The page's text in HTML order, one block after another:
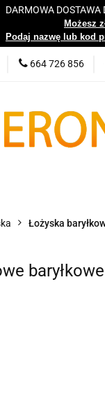
DARMOWA
Możesz
Podaj nazwę lub kod
664 726 856
Łożyska